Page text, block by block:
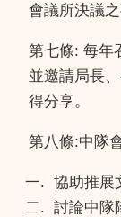
會議所決議之
第七條: 每年
並邀請局長
得分享。
第八條:中隊
協助推展
討論中隊